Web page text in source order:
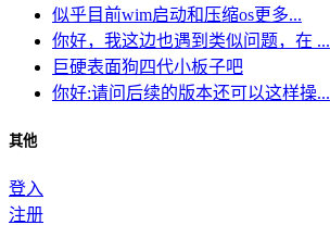
似乎目前wim启动和压缩os更多...
你好，我这边也遇到类似问题，在 ...
巨硬表面狗四代小板子吧
你好:请问后续的版本还可以这样操...
其他
登入
注册